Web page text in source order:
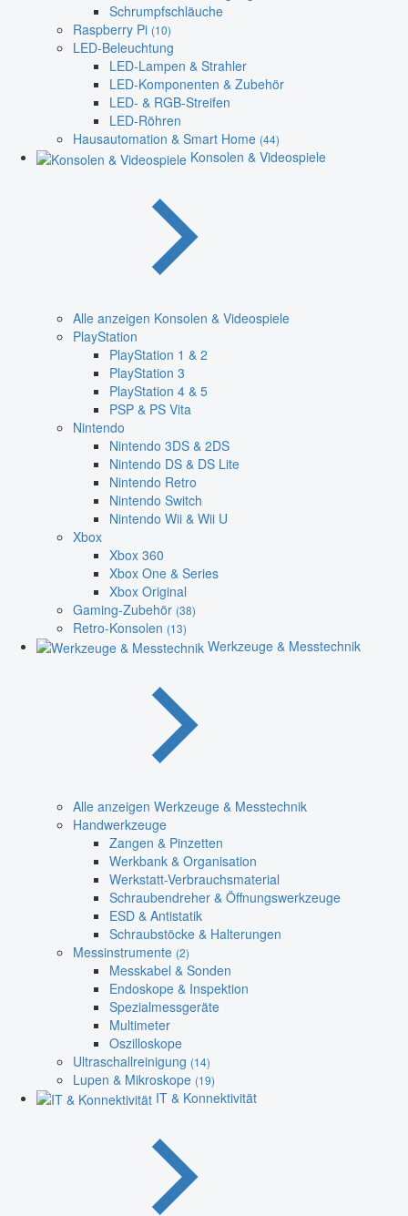
Schrumpfschläuche
Raspberry Pi (10)
LED-Beleuchtung
LED-Lampen & Strahler
LED-Komponenten & Zubehör
LED- & RGB-Streifen
LED-Röhren
Hausautomation & Smart Home (44)
Konsolen & Videospiele
Alle anzeigen Konsolen & Videospiele
PlayStation
PlayStation 1 & 2
PlayStation 3
PlayStation 4 & 5
PSP & PS Vita
Nintendo
Nintendo 3DS & 2DS
Nintendo DS & DS Lite
Nintendo Retro
Nintendo Switch
Nintendo Wii & Wii U
Xbox
Xbox 360
Xbox One & Series
Xbox Original
Gaming-Zubehör (38)
Retro-Konsolen (13)
Werkzeuge & Messtechnik
Alle anzeigen Werkzeuge & Messtechnik
Handwerkzeuge
Zangen & Pinzetten
Werkbank & Organisation
Werkstatt-Verbrauchsmaterial
Schraubendreher & Öffnungswerkzeuge
ESD & Antistatik
Schraubstöcke & Halterungen
Messinstrumente (2)
Messkabel & Sonden
Endoskope & Inspektion
Spezialmessgeräte
Multimeter
Oszilloskope
Ultraschallreinigung (14)
Lupen & Mikroskope (19)
IT & Konnektivität